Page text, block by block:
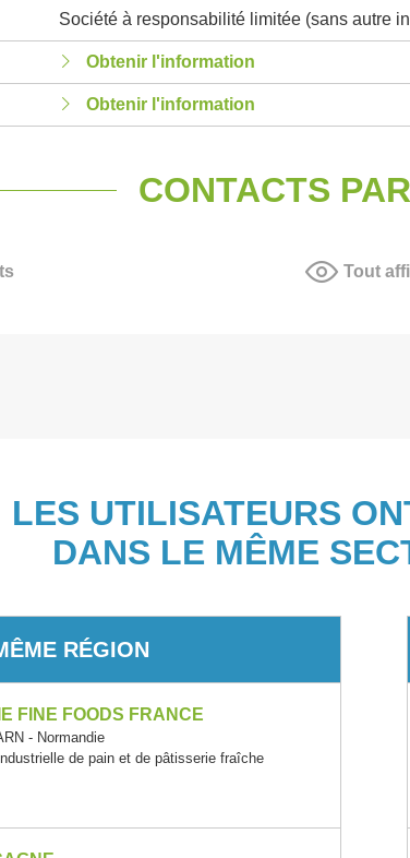
Société à responsabilité limitée (sans autre
Obtenir l'information
Obtenir l'information
CONTACTS
Tout
LES UTILISATEURS
DANS LE MÊME
RÉGION
FINE FOODS FRANCE
- Normandie
de pain et de pâtisserie fraîche